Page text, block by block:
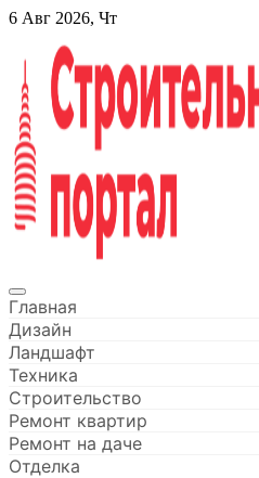
Перейти
содержанию
6 Авг 2026, Чт
Строительный портал
Главная
Дизайн
Ландшафт
Техника
Строительство
Ремонт квартир
Ремонт на даче
Отделка